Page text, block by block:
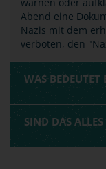
Abend eine
Nazis mit dem
verboten, den
WAS BEDEUTET
SIND DAS